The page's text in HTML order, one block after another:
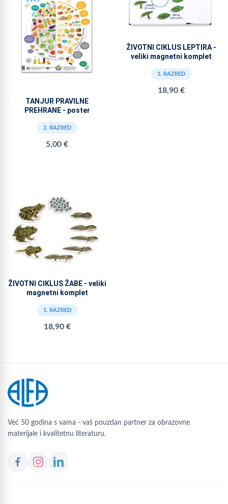
TANJUR PRAVILNE
PREHRANE - poster
2. RAZRED
5,00 €
ŽIVOTNI CIKLUS LEPTIRA -
veliki magnetni komplet
1. RAZRED
18,90 €
ŽIVOTNI CIKLUS ŽABE - veliki
magnetni komplet
1. RAZRED
18,90 €
Već 50 godina s vama - vaš pouzdan partner za obrazovne
materijale i kvalitetnu literaturu.